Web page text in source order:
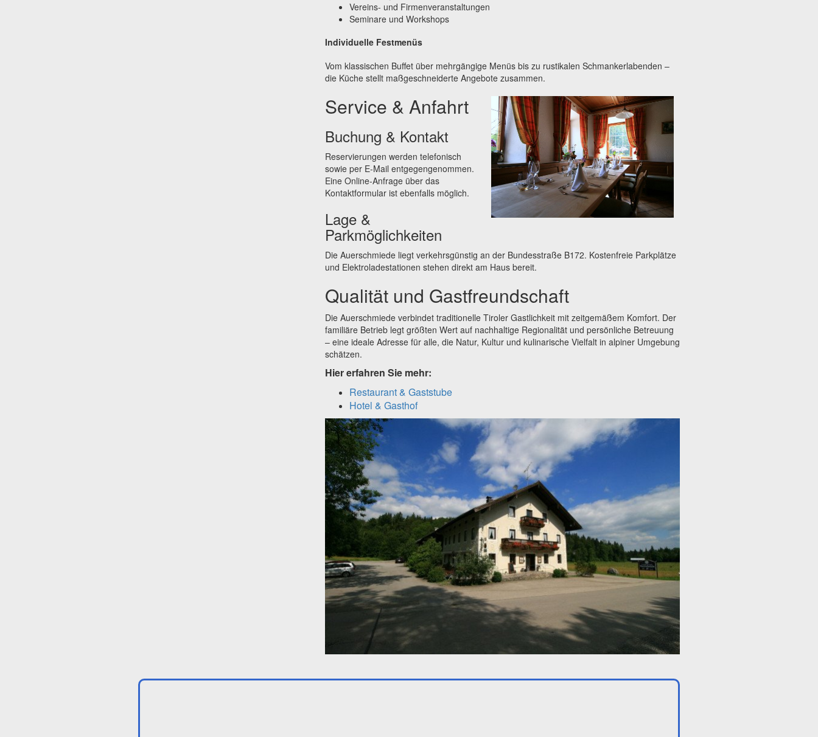
Vereins- und Firmen­veranstaltungen
Seminare und Workshops
Individuelle Festmenüs
Vom klassischen Buffet über mehrgängige Menüs bis zu rustikalen Schmankerlabenden –
die Küche stellt maßgeschneiderte Angebote zusammen.
Service & Anfahrt
Buchung & Kontakt
Reservierungen werden telefonisch
sowie per E-Mail entgegen­ge­nommen.
Eine Online-Anfrage über das
Kontaktformular ist ebenfalls möglich.
Lage &
Parkmöglichkeiten
Die Auer­schmiede liegt verkehrsgünstig an der Bundesstraße B172. Kostenfreie Parkplätze
und Elektroladestationen stehen direkt am Haus bereit.
Qualität und Gastfreundschaft
Die Auer­schmiede verbindet traditionelle Tiroler Gastlichkeit mit zeitgemäßem Komfort. Der
familiäre Betrieb legt größten Wert auf nachhaltige Regionalität und persönliche Betreuung
– eine ideale Adresse für alle, die Natur, Kultur und kulinarische Vielfalt in alpiner Umgebung
schätzen.
Hier erfahren Sie mehr:
Restaurant & Gaststube
Hotel & Gasthof